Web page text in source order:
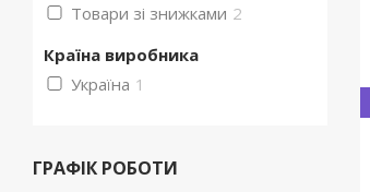
Товари зі знижками 2
Країна виробника
Україна 1
ГРАФІК РОБОТИ